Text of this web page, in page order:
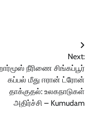
Next:
நீரிணை சிங்கப்பூர்
கப்பல் மீது ஈரான் ட்ரோன்
தாக்குதல்: உலகநாடுகள்
அதிர்ச்சி – Kumudam